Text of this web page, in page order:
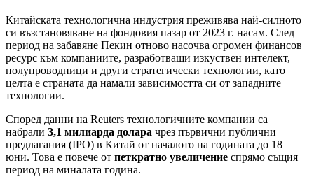
Китайската технологична индустрия преживява най-силното
си възстановяване на фондовия пазар от 2023 г. насам. След
период на забавяне Пекин отново насочва огромен финансов
ресурс към компаниите, разработващи изкуствен интелект,
полупроводници и други стратегически технологии, като
целта е страната да намали зависимостта си от западните
технологии.
Според данни на Reuters технологичните компании са
набрали 3,1 милиарда долара чрез първични публични
предлагания (IPO) в Китай от началото на годината до 18
юни. Това е повече от петкратно увеличение спрямо същия
период на миналата година.